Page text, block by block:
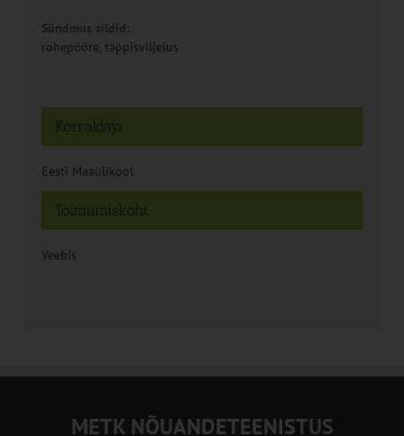
Sündmus sildid:
rohepööre, täppisviljelus
Toimumiskoht
Veebis
Korraldaja
Eesti Maaülikool
METK NÕUANDETEENISTUS